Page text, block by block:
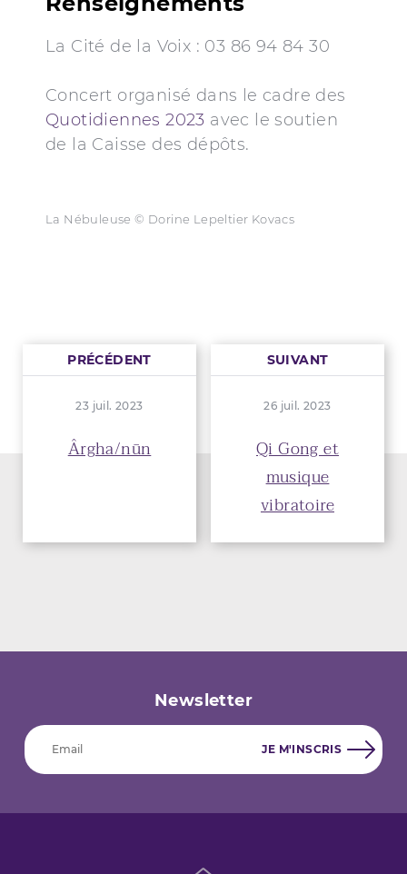
La Cité de la Voix : 03 86 94 84 30
Concert organisé dans le cadre des
Quotidiennes 2023 avec le soutien
de la Caisse des dépôts.
La Nébuleuse © Dorine Lepeltier Kovacs
PRÉCÉDENT
23 juil. 2023
Ârgha/nūn
SUIVANT
26 juil. 2023
Qi Gong et
musique
vibratoire
Newsletter